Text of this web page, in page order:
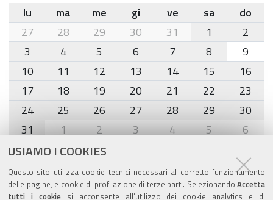
USIAMO I COOKIES
Questo sito utilizza cookie tecnici necessari al corretto funzionamento
delle pagine, e cookie di profilazione di terze parti. Selezionando Accetta
tutti i cookiesi acconsente all’utilizzo dei cookie analytics e di
month-
8
lu ma me gi ve sa
do
27
28 29 30 31 1
2
3
4 5 6 7 8
9
10
11 12 13 14 15
16
17
18 19 20 21 22
23
24
25 26 27 28 29
30
31
1 2 3 4 5 6
Agenda eventi